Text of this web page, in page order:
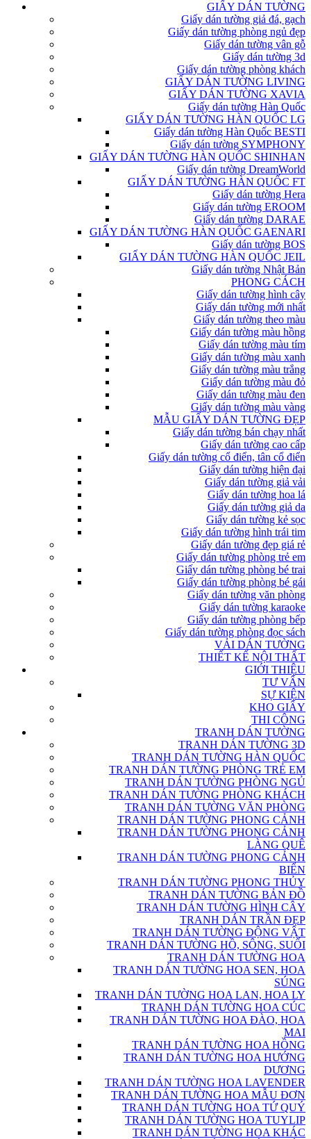
GIẤY DÁN TƯỜNG
Giấy dán tường giả đá, gạch
Giấy dán tường phòng ngủ đẹp
Giấy dán tường vân gỗ
Giấy dán tường 3d
Giấy dán tường phòng khách
GIẤY DÁN TƯỜNG LIVING
GIẤY DÁN TƯỜNG XAVIA
Giấy dán tường Hàn Quốc
GIẤY DÁN TƯỜNG HÀN QUỐC LG
Giấy dán tường Hàn Quốc BESTI
Giấy dán tường SYMPHONY
GIẤY DÁN TƯỜNG HÀN QUỐC SHINHAN
Giấy dán tường DreamWorld
GIẤY DÁN TƯỜNG HÀN QUỐC FT
Giấy dán tường Hera
Giấy dán tường EROOM
Giấy dán tường DARAE
GIẤY DÁN TƯỜNG HÀN QUỐC GAENARI
Giấy dán tường BOS
GIẤY DÁN TƯỜNG HÀN QUỐC JEIL
Giấy dán tường Nhật Bản
PHONG CÁCH
Giấy dán tường hình cây
Giấy dán tường mới nhất
Giấy dán tường theo màu
Giấy dán tường màu hồng
Giấy dán tường màu tím
Giấy dán tường màu xanh
Giấy dán tường màu trắng
Giấy dán tường màu đỏ
Giấy dán tường màu đen
Giấy dán tường màu vàng
MẪU GIẤY DÁN TƯỜNG ĐẸP
Giấy dán tường bán chạy nhất
Giấy dán tường cao cấp
Giấy dán tường cổ điển, tân cổ điển
Giấy dán tường hiện đại
Giấy dán tường giả vải
Giấy dán tường hoa lá
Giấy dán tường giả da
Giấy dán tường kẻ sọc
Giấy dán tường hình trái tim
Giấy dán tường đẹp giá rẻ
Giấy dán tường phòng trẻ em
Giấy dán tường phòng bé trai
Giấy dán tường phòng bé gái
Giấy dán tường văn phòng
Giấy dán tường karaoke
Giấy dán tường phòng bếp
Giấy dán tường phòng đọc sách
VẢI DÁN TƯỜNG
THIẾT KẾ NỘI THẤT
GIỚI THIỆU
TƯ VẤN
SỰ KIỆN
KHO GIẤY
THI CÔNG
TRANH DÁN TƯỜNG
TRANH DÁN TƯỜNG 3D
TRANH DÁN TƯỜNG HÀN QUỐC
TRANH DÁN TƯỜNG PHÒNG TRẺ EM
TRANH DÁN TƯỜNG PHÒNG NGỦ
TRANH DÁN TƯỜNG PHÒNG KHÁCH
TRANH DÁN TƯỜNG VĂN PHÒNG
TRANH DÁN TƯỜNG PHONG CẢNH
TRANH DÁN TƯỜNG PHONG CẢNH
LÀNG QUÊ
TRANH DÁN TƯỜNG PHONG CẢNH
BIỂN
TRANH DÁN TƯỜNG PHONG THỦY
TRANH DÁN TƯỜNG BẢN ĐỒ
TRANH DÁN TƯỜNG HÌNH CÂY
TRANH DÁN TRẦN ĐẸP
TRANH DÁN TƯỜNG ĐỘNG VẬT
TRANH DÁN TƯỜNG HỒ, SÔNG, SUỐI
TRANH DÁN TƯỜNG HOA
TRANH DÁN TƯỜNG HOA SEN, HOA
SÚNG
TRANH DÁN TƯỜNG HOA LAN, HOA LY
TRANH DÁN TƯỜNG HOA CÚC
TRANH DÁN TƯỜNG HOA ĐÀO, HOA
MAI
TRANH DÁN TƯỜNG HOA HỒNG
TRANH DÁN TƯỜNG HOA HƯỚNG
DƯƠNG
TRANH DÁN TƯỜNG HOA LAVENDER
TRANH DÁN TƯỜNG HOA MẪU ĐƠN
TRANH DÁN TƯỜNG HOA TỨ QUÝ
TRANH DÁN TƯỜNG HOA TUYLIP
TRANH DÁN TƯỜNG HOA KHÁC